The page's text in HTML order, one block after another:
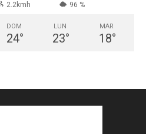
2.2kmh 96 %
DOM
24°
LUN
23°
MAR
18°